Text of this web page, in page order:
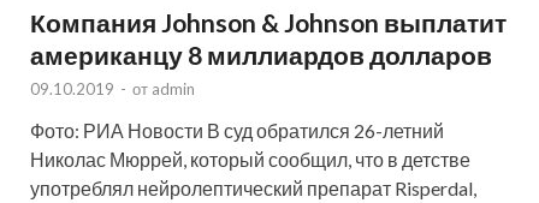
Компания Johnson & Johnson выплатит
американцу 8 миллиардов долларов
09.10.2019 - от admin
Фото: РИА Новости В суд обратился 26-летний
Николас Мюррей, который сообщил, что в детстве
употреблял нейролептический препарат Risperdal,